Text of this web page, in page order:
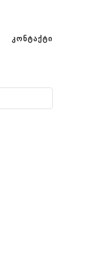
ᲙᲝᲜᲢᲐᲥᲢᲘ